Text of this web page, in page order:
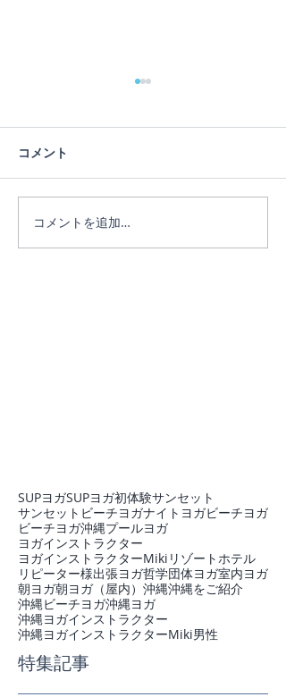
ヨガインストラクター
Miki
コメント
コメントを追加…
SUPヨガSUPヨガ初体験サンセット
サンセットビーチヨガナイトヨガビーチヨガ
ビーチヨガ沖縄プールヨガ
ヨガインストラクター
ヨガインストラクターMiki リゾートホテル
リピーター様出張ヨガ哲学団体ヨガ室内ヨガ
朝ヨガ朝ヨガ（屋内） 沖縄沖縄をご紹介
沖縄ビーチヨガ沖縄ヨガ
沖縄ヨガインストラクター
沖縄ヨガインストラクターMiki男性
特集記事